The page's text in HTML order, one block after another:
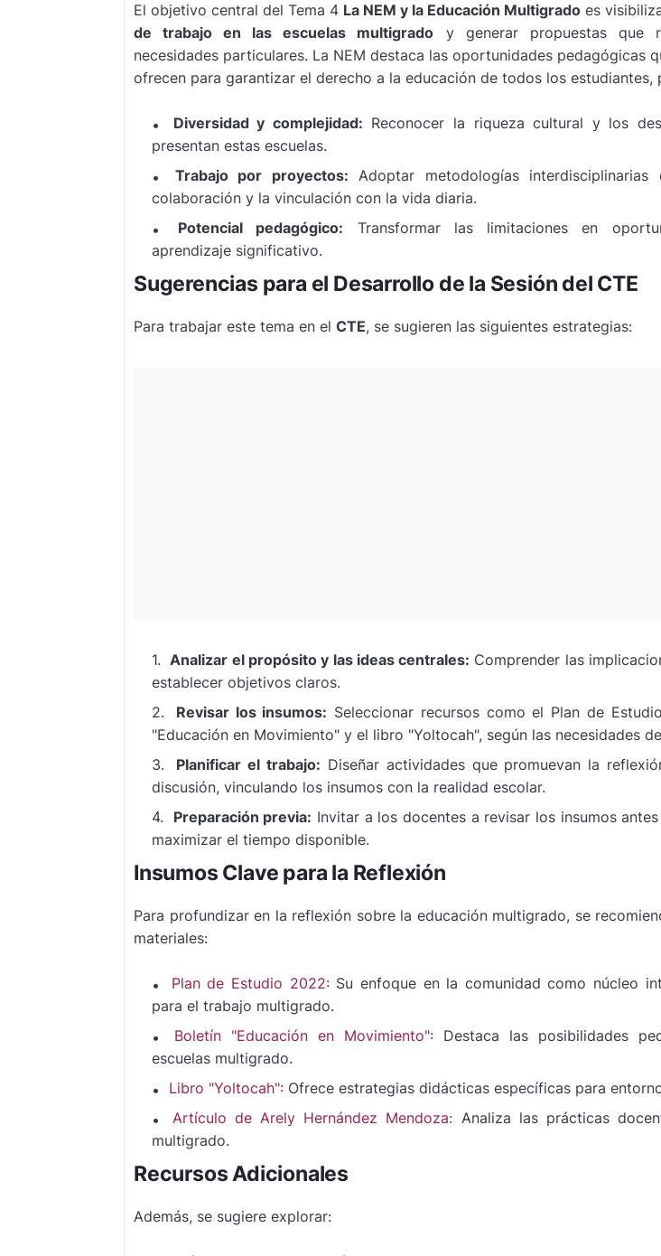
El objetivo central del Tema 4 La NEM y la Educación Multigrado es
de trabajo en las escuelas multigrado y generar propuestas que
necesidades particulares. La NEM destaca las oportunidades pedagógicas
ofrecen para garantizar el derecho a la educación de todos los estudiantes,
Diversidad y complejidad: Reconocer la riqueza cultural y los
presentan estas escuelas.
Trabajo por proyectos: Adoptar metodologías
colaboración y la vinculación con la vida diaria.
Potencial pedagógico: Transformar las limitaciones en
aprendizaje significativo.
Sugerencias para el Desarrollo de la Sesión del CTE
Para trabajar este tema en el CTE, se sugieren las siguientes estrategias:
Analizar el propósito y las ideas centrales: Comprender las
establecer objetivos claros.
Revisar los insumos: Seleccionar recursos como el Plan de
"Educación en Movimiento" y el libro "Yoltocah", según las necesidades
Planificar el trabajo: Diseñar actividades que promuevan la
discusión, vinculando los insumos con la realidad escolar.
Preparación previa: Invitar a los docentes a revisar los insumos
maximizar el tiempo disponible.
Insumos Clave para la Reflexión
Para profundizar en la reflexión sobre la educación multigrado, se
materiales:
Plan de Estudio 2022: Su enfoque en la comunidad como núcleo
para el trabajo multigrado.
Boletín "Educación en Movimiento": Destaca las posibilidades
escuelas multigrado.
Libro "Yoltocah": Ofrece estrategias didácticas específicas para
Artículo de Arely Hernández Mendoza: Analiza las prácticas
multigrado.
Recursos Adicionales
Además, se sugiere explorar: